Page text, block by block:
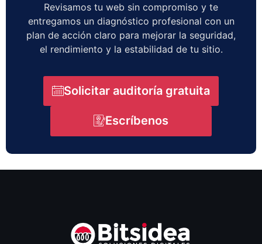
Revisamos tu web sin compromiso y te
entregamos un diagnóstico profesional con un
plan de acción claro para mejorar la seguridad,
el rendimiento y la estabilidad de tu sitio.
Solicitar auditoría gratuita
Escríbenos